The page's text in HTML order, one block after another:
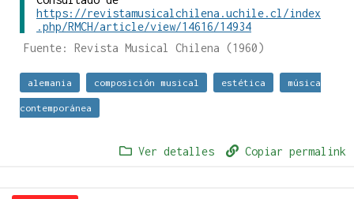
https://revistamusicalchilena.uchile.cl/index
.php/RMCH/article/view/14616/14934
Fuente: Revista Musical Chilena (1960)
alemania composición musical estética música
contemporánea
Ver detalles Copiar permalink